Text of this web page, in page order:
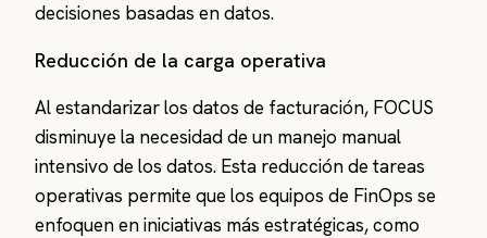
decisiones basadas en datos.
Reducción de la carga operativa
Al estandarizar los datos de facturación, FOCUS
disminuye la necesidad de un manejo manual
intensivo de los datos. Esta reducción de tareas
operativas permite que los equipos de FinOps se
enfoquen en iniciativas más estratégicas, como